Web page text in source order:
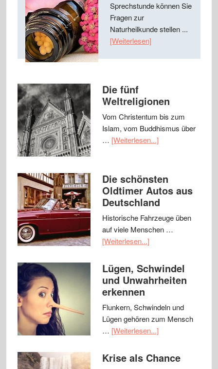
Sprechstunde können Sie
Fragen zur
Naturheilkunde stellen ...
[Weiterlesen]
Die fünf
Weltreligionen
Vom Christentum bis zum
Islam, vom Buddhismus über
… [Weiterlesen...]
Die schönsten
Oldtimer Autos aus
Deutschland
Historische Fahrzeuge üben
auf viele Menschen …
[Weiterlesen...]
Lügen, Schwindel
und Unwahrheiten
erkennen
Flunkern, Schwindeln und
Lügen gehören zum Mensch
… [Weiterlesen...]
Krise als Chance